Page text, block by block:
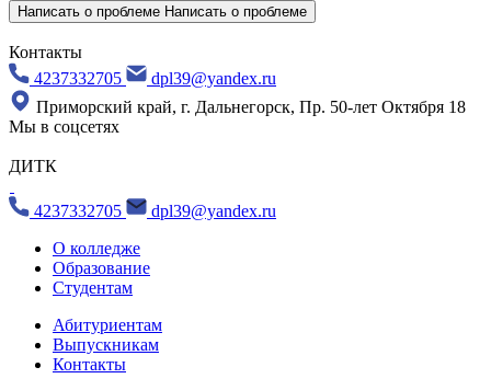
Написать о проблеме Написать о проблеме
Контакты
4237332705
dpl39@yandex.ru
Приморский край, г. Дальнегорск, Пр. 50-лет Октября 18
Мы в соцсетях
ДИТК
4237332705
dpl39@yandex.ru
О колледже
Образование
Студентам
Абитуриентам
Выпускникам
Контакты